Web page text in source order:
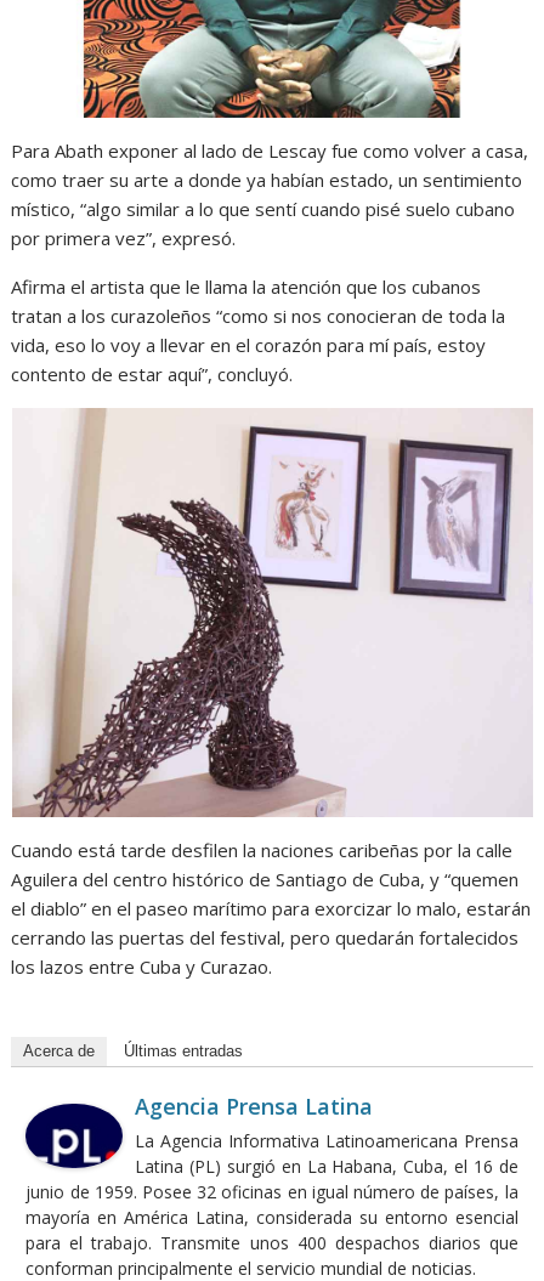
Para Abath exponer al lado de Lescay fue como volver a casa,
como traer su arte a donde ya habían estado, un sentimiento
místico, “algo similar a lo que sentí cuando pisé suelo cubano
por primera vez”, expresó.
Afirma el artista que le llama la atención que los cubanos
tratan a los curazoleños “como si nos conocieran de toda la
vida, eso lo voy a llevar en el corazón para mí país, estoy
contento de estar aquí”, concluyó.
Cuando está tarde desfilen la naciones caribeñas por la calle
Aguilera del centro histórico de Santiago de Cuba, y “quemen
el diablo” en el paseo marítimo para exorcizar lo malo, estarán
cerrando las puertas del festival, pero quedarán fortalecidos
los lazos entre Cuba y Curazao.
Acerca de Últimas entradas
Agencia Prensa Latina
La Agencia Informativa Latinoamericana Prensa
Latina (PL) surgió en La Habana, Cuba, el 16 de
junio de 1959. Posee 32 oficinas en igual número de países, la
mayoría en América Latina, considerada su entorno esencial
para el trabajo. Transmite unos 400 despachos diarios que
conforman principalmente el servicio mundial de noticias.